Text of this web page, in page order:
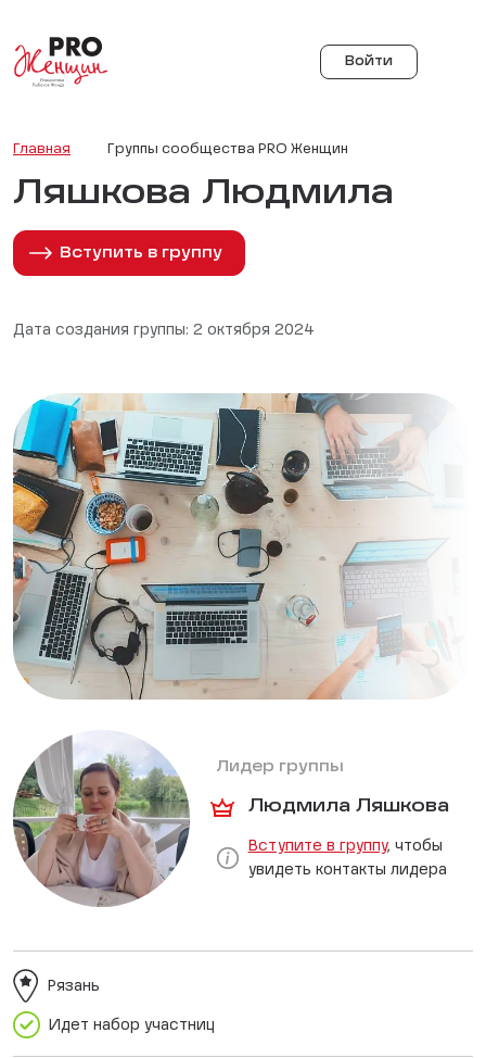
Войти
Главная Группы сообщества PRO Женщин
Ляшкова Людмила
Вступить в группу
Дата создания группы: 2 октября 2024
Лидер группы
Людмила Ляшкова
Вступите в группу, чтобы
увидеть контакты лидера
Идет набор участниц
Рязань